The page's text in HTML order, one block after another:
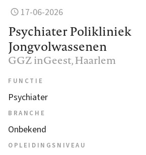
17-06-2026
Psychiater Polikliniek
Jongvolwassenen
GGZ inGeest, Haarlem
FUNCTIE
Psychiater
BRANCHE
Onbekend
OPLEIDINGSNIVEAU